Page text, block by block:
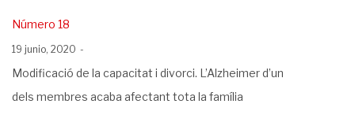
Posted
in
Número 18
Posted
19 junio, 2020
Modificació de la capacitat i divorci. L’Alzheimer d’un
dels membres acaba afectant tota la família